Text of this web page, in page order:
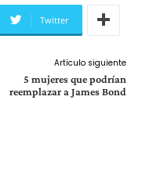
Twitter
Artículo siguiente
5 mujeres que podrían
reemplazar a James Bond